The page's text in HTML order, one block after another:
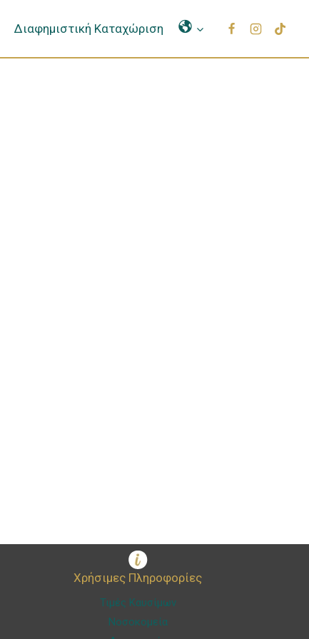
Διαφημιστική Καταχώριση Μετάφραση
Χρήσιμες Πληροφορίες
Τιμές Καυσίμων
Νοσοκομεία